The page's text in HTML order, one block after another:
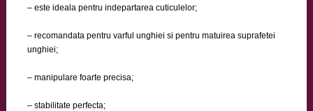
– este ideala pentru indepartarea cuticulelor;
– recomandata pentru varful unghiei si pentru matuirea suprafetei
unghiei;
– manipulare foarte precisa;
– stabilitate perfecta;